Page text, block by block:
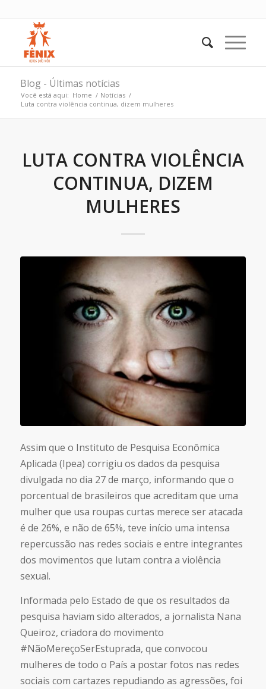
Blog - Últimas notícias
Você está aqui: Home / Notícias /
Luta contra violência continua, dizem mulheres
LUTA CONTRA VIOLÊNCIA
CONTINUA, DIZEM
MULHERES
Assim que o Instituto de Pesquisa Econômica
Aplicada (Ipea) corrigiu os dados da pesquisa
divulgada no dia 27 de março, informando que o
porcentual de brasileiros que acreditam que uma
mulher que usa roupas curtas merece ser atacada
é de 26%, e não de 65%, teve início uma intensa
repercussão nas redes sociais e entre integrantes
dos movimentos que lutam contra a violência
sexual.
Informada pelo Estado de que os resultados da
pesquisa haviam sido alterados, a jornalista Nana
Queiroz, criadora do movimento
#NãoMereçoSerEstuprada, que convocou
mulheres de todo o País a postar fotos nas redes
sociais com cartazes repudiando as agressões, foi